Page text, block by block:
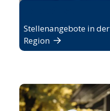
Stellenangebote in der
Region